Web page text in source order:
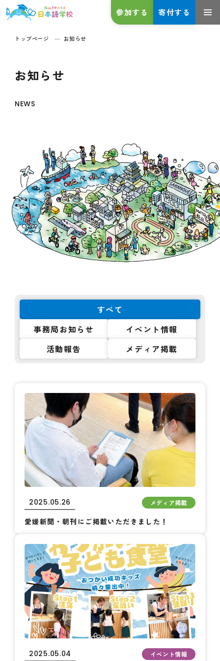
参加する 寄付する
トップページ お知らせ
お知らせ
NEWS
すべて
事務局お知らせ
イベント情報
活動報告
メディア掲載
2025.05.26 メディア掲載
愛媛新聞・朝刊にご掲載いただきました！
2025.05.04 イベント情報